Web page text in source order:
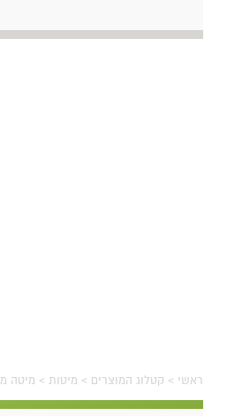
ראשי > קטלוג המוצרים > מיטות > מיטה